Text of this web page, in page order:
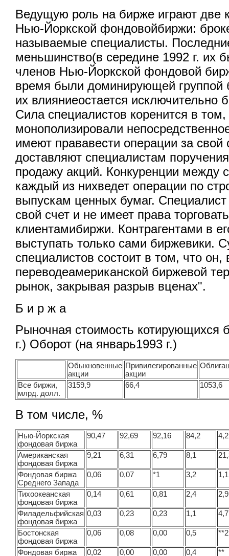
Ведущую роль на бирже играют две
Нью-Йоркской фондовойбиржи:
называемые специалисты.
меньшинство(в середине 1992 г. их
членов Нью-Йоркской фондовой
время были доминирующей группой
их влияниеостается
Сила специалистов коренится в том,
монополизировали
имеют прававести операции за свой
доставляют специалистам
продажу акций. Конкуренции между
каждый из нихведет операции по
выпускам ценных бумаг. Специалист
свой счет и не имеет права
клиентамибиржи. Контрагентами в
выступать только сами биржевики.
специалистов состоит в том, что
переводеамериканской биржевой
рынок, закрывая разрыв вценах".
Б и р ж а
Рыночная стоимость котирующихся
г.) Оборот (на январь1993 г.)
Обыкновенные
акции
Привилегированные
акции
Все биржи,
млрд. долл.
3159,9 66,4 1053,6
В том числе, %
Нью-Йоркская
фондовая биржа
90,47 92,69 92,16 84,2 4,2
Американская
фондовая биржа
9,21 6,31 6,79 8,1
Фондовая биржа
Среднего Запада
0,06 0,07 *1 3,2 1,1
Тихоокеанская
фондовая биржа
0,14 0,61 0,81 2,4 2,9
Филадельфийская
фондовая биржа
0,03 0,23 0,23 1,1 4,7
Бостонская
фондовая биржа
0,06 0,08 0,00 0,5 **2
Фондовая биржа 0,02 0,00 0,00 0,4 **